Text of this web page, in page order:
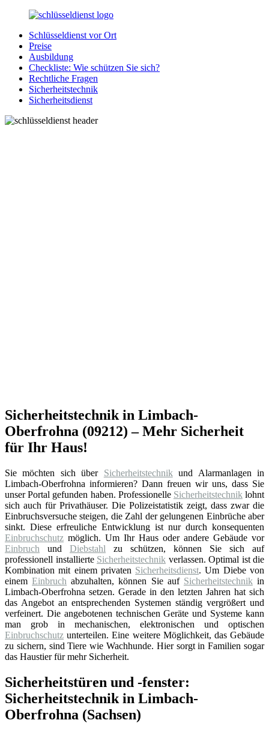
Zurück
Inhalt
SchluesseldienstDirekt.de
Ihre
Notlage
wird
gelöst!
Schlüsseldienst vor Ort
Preise
Ausbildung
Checkliste: Wie schützen Sie sich?
Rechtliche Fragen
Sicherheitstechnik
Sicherheitsdienst
Sicherheitstechnik in Limbach-
Oberfrohna (09212) – Mehr Sicherheit
für Ihr Haus!
Sie möchten sich über Sicherheitstechnikund Alarmanlagen in
Limbach-Oberfrohna informieren? Dann freuen wir uns, dass Sie
unser Portal gefunden haben. Professionelle Sicherheitstechniklohnt
sich auch für Privathäuser. Die Polizeistatistik zeigt, dass zwar die
Einbruchsversuche steigen, die Zahl der gelungenen Einbrüche aber
sinkt. Diese erfreuliche Entwicklung ist nur durch konsequenten
Einbruchschutz möglich. Um Ihr Haus oder andere Gebäude vor
Einbruch und Diebstahl zu schützen, können Sie sich auf
professionell installierte Sicherheitstechnik verlassen. Optimal ist die
Kombination mit einem privaten Sicherheitsdienst. Um Diebe von
einemEinbruch abzuhalten, können Sie auf Sicherheitstechnikin
Limbach-Oberfrohna setzen. Gerade in den letzten Jahren hat sich
das Angebot an entsprechenden Systemen ständig vergrößert und
verfeinert. Die angebotenen technischen Geräte und Systeme kann
man grob in mechanischen, elektronischen und optischen
Einbruchschutz unterteilen. Eine weitere Möglichkeit, das Gebäude
zu sichern, sind Tiere wie Wachhunde. Hier sorgt in Familien sogar
das Haustier für mehr Sicherheit.
Sicherheitstüren und -fenster:
Sicherheitstechnik in Limbach-
Oberfrohna (Sachsen)